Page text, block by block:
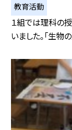
教育活動
１組では理科の
いました。「生物